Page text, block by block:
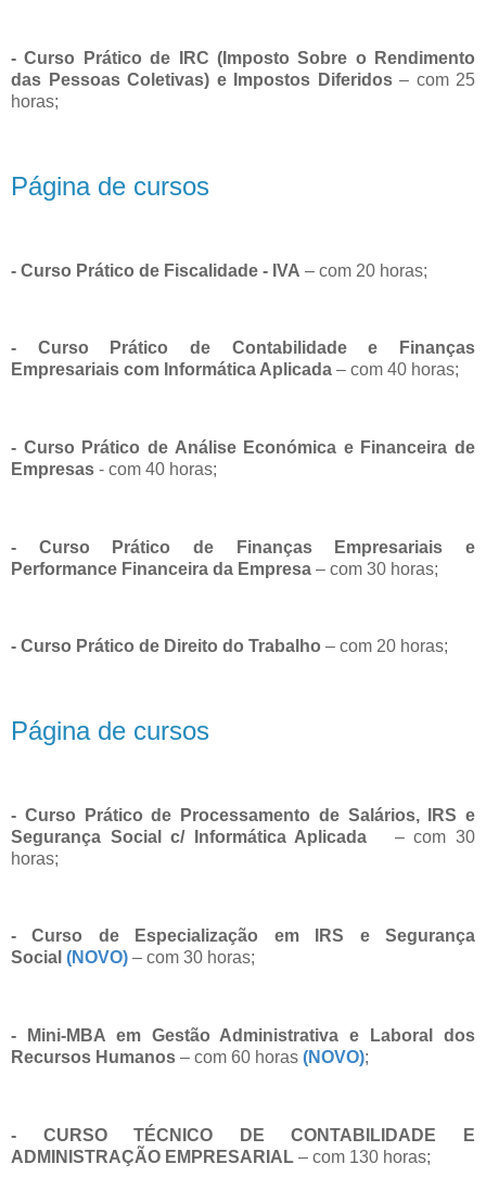
- Curso Prático de IRC (Imposto Sobre o Rendimento
das Pessoas Coletivas) e Impostos Diferidos– com 25
horas;
Página de cursos
- Curso Prático de Fiscalidade - IVA – com 20 horas;
- Curso Prático de Contabilidade e Finanças
Empresariais com Informática Aplicada – com 40 horas;
- Curso Prático de Análise Económica e Financeira de
Empresas - com 40 horas;
- Curso Prático de Finanças Empresariais e
Performance Financeira da Empresa – com 30 horas;
- Curso Prático de Direito do Trabalho – com 20 horas;
Página de cursos
- Curso Prático de Processamento de Salários, IRS e
Segurança Social c/ Informática Aplicada – com 30
horas;
- Curso de Especialização em IRS e Segurança
Social (NOVO) – com 30 horas;
- Mini-MBA em Gestão Administrativa e Laboral dos
Recursos Humanos – com 60 horas (NOVO);
- CURSO TÉCNICO DE CONTABILIDADE E
ADMINISTRAÇÃO EMPRESARIAL – com 130 horas;